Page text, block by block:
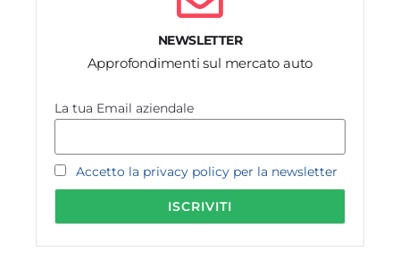
NEWSLETTER
Approfondimenti sul mercato auto
La tua Email aziendale
Accetto la privacy policy per la newsletter